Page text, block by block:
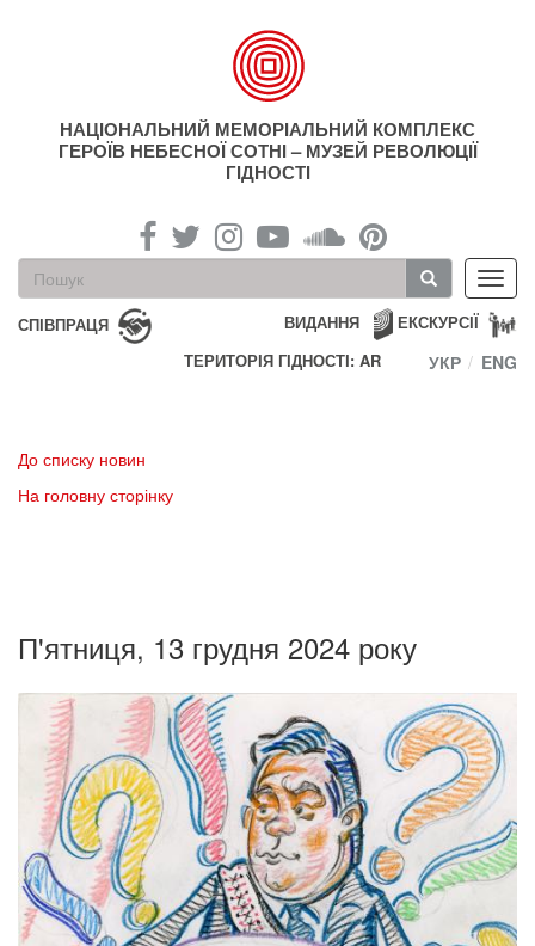
НАЦІОНАЛЬНИЙ МЕМОРІАЛЬНИЙ КОМПЛЕКС
ГЕРОЇВ НЕБЕСНОЇ СОТНІ – МУЗЕЙ РЕВОЛЮЦІЇ
ГІДНОСТІ
Пошукова
форма
Пошук
СПІВПРАЦЯ ЕКСКУРСІЇ
ВИДАННЯ
ТЕРИТОРІЯ ГІДНОСТІ: AR
УКР ENG
До списку новин
На головну сторінку
П'ятниця, 13 грудня 2024 року